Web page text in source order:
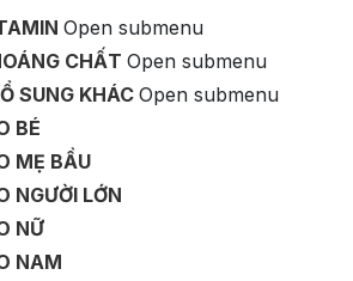
Open submenu
CHẤT Open submenu
SUNG KHÁC Open submenu
BÉ
MẸ BẦU
NGƯỜI LỚN
NỮ
NAM